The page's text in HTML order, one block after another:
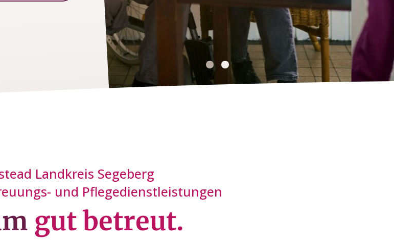
Landkreis Segeberg
und Pflegedienstleistungen
gut betreut.